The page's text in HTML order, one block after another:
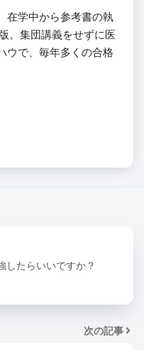
在学中から参考書の執
。集団講義をせずに医
ウで、毎年多くの合格
したらいいですか？
次の記事